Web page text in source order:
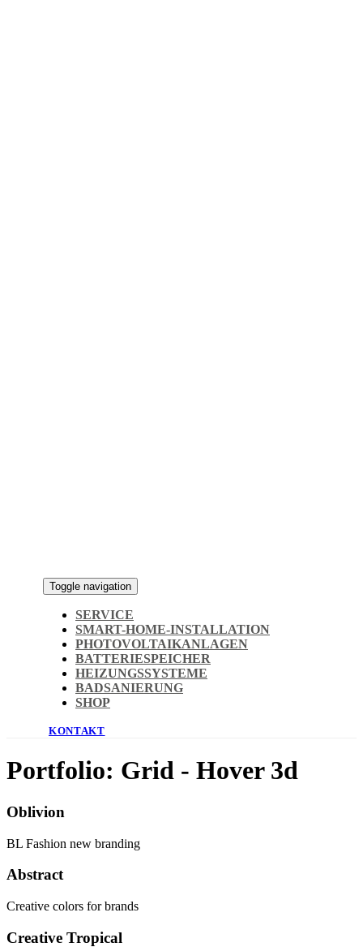
Toggle navigation
SERVICE
SMART-HOME-INSTALLATION
PHOTOVOLTAIKANLAGEN
BATTERIESPEICHER
HEIZUNGSSYSTEME
BADSANIERUNG
SHOP
KONTAKT
Portfolio: Grid - Hover 3d
Oblivion
BL Fashion new branding
Abstract
Creative colors for brands
Creative Tropical